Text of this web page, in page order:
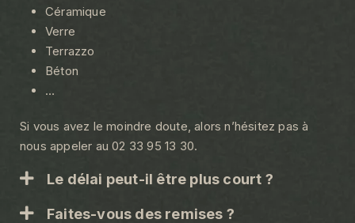
Céramique
Verre
Terrazzo
Béton
…
Si vous avez le moindre doute, alors n’hésitez pas à
nous appeler au 02 33 95 13 30.
Le délai peut-il être plus court ?
Faites-vous des remises ?